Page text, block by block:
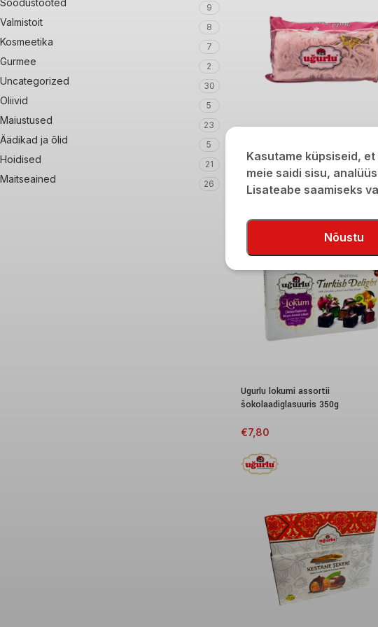
Soodustooted 9
Valmistoit 8
Kosmeetika 7
Gurmee 2
Uncategorized 30
Oliivid 5
Maiustused 23
Äädikad ja õlid 5
Hoidised 21
Maitseained 26
220g
€5,40
Ugurlu lokumi assortii
šokolaadiglasuuris 350g
€7,80
Kasutame küpsiseid,
meie saidi sisu,
Lisateabe saamiseks
Nõustu